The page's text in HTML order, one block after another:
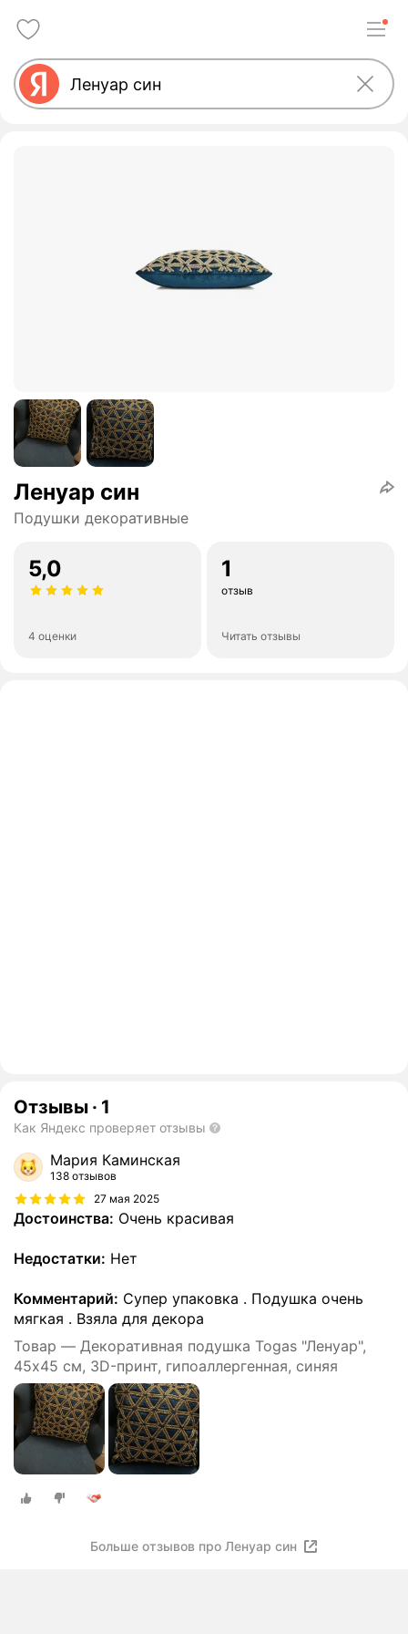
Ленуар син
Подушки декоративные
5,0
4 оценки
1
отзыв
Читать отзывы
Отзывы · 1
Как Яндекс проверяет отзывы
Мария Каминская
138 отзывов
27 мая 2025
Достоинства: Очень красивая
Недостатки: Нет
Комментарий: Супер упаковка . Подушка очень
мягкая . Взяла для декора
Товар — Декоративная подушка Togas "Ленуар",
45х45 см, 3D-принт, гипоаллергенная, синяя
Больше отзывов про Ленуар син